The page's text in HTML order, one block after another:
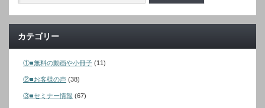
カテゴリー
①■無料の動画や小冊子 (11)
②■お客様の声 (38)
③■セミナー情報 (67)